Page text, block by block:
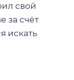
свой
за счёт
искать